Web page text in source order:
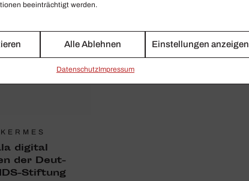
beeinträchtigt werden.
Alle Ablehnen Einstellungen anzeigen
Daten­schutzImpressum
digital
der Deut­
Stif­tung